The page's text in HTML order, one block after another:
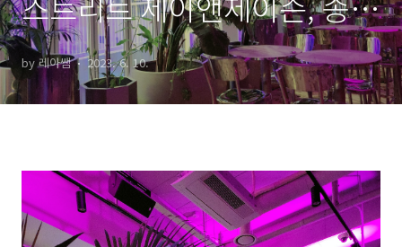
맛집 포플러스쌀국수
by 레아쌤 2023. 6. 10.